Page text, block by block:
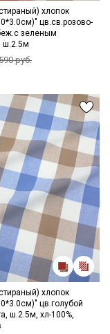
хлопок
цв.св.розово-
зеленым
ш.2.5м
руб.
хлопок
цв.голубой
ш.2.5м, хл-100%,